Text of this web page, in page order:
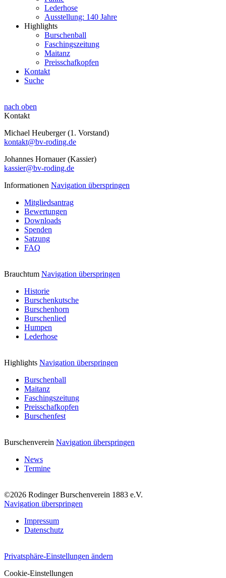
Lederhose
Ausstellung: 140 Jahre
Highlights
Burschenball
Faschingszeitung
Maitanz
Preisschafkopfen
Kontakt
Suche
nach oben
Kontakt
Michael Heuberger (1. Vorstand)
kontakt@bv-roding.de
Johannes Hornauer (Kassier)
kassier@bv-roding.de
Informationen Navigation überspringen
Mitgliedsantrag
Bewertungen
Downloads
Spenden
Satzung
FAQ
Brauchtum Navigation überspringen
Historie
Burschenkutsche
Burschenhorn
Burschenlied
Humpen
Lederhose
Highlights Navigation überspringen
Burschenball
Maitanz
Faschingszeitung
Preisschafkopfen
Burschenfest
Burschenverein Navigation überspringen
News
Termine
©2026 Rodinger Burschenverein 1883 e.V.
Navigation überspringen
Impressum
Datenschutz
Privatsphäre-Einstellungen ändern
Cookie-Einstellungen